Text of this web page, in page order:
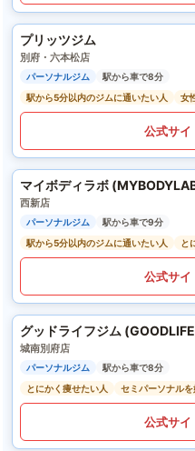
プリッツジム
別府・六本松店
パーソナルジム
駅から車で8分
駅から5分以内のジムに通いたい人
女
公式サイ
マイボディラボ
西新店
パーソナルジム
駅から車で9分
駅から5分以内のジムに通いたい人
と
公式サイ
グッドライフジム
城南別府店
パーソナルジム
駅から車で8分
とにかく痩せたい人
セミパーソナル
公式サイ